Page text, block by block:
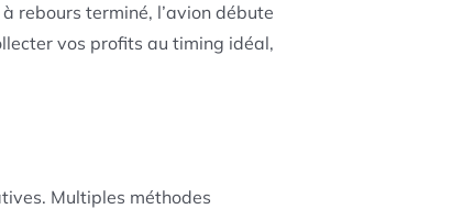
rebours terminé, l’avion débute
vos profits au timing idéal,
Multiples méthodes